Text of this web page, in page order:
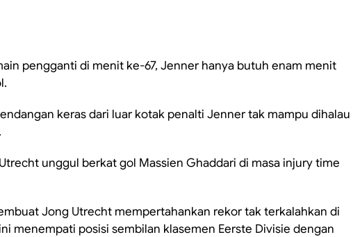
pengganti di menit ke-67, Jenner hanya butuh enam menit
keras dari luar kotak penalti Jenner tak mampu dihalau
unggul berkat gol Massien Ghaddari di masa injury time
Jong Utrecht mempertahankan rekor tak terkalahkan di
menempati posisi sembilan klasemen Eerste Divisie dengan